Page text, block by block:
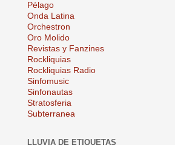
Pélago
Onda Latina
Orchestron
Oro Molido
Revistas y Fanzines
Rockliquias
Rockliquias Radio
Sinfomusic
Sinfonautas
Stratosferia
Subterranea
LLUVIA DE ETIQUETAS